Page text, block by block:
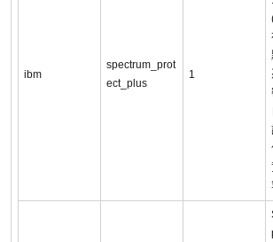
ibm
spectrum_prot
ect_plus
1